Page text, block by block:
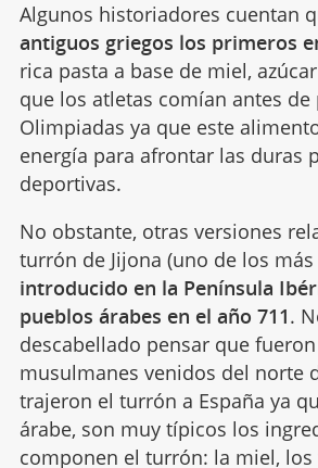
Algunos historiadores cuentan
antiguos griegos los primeros
rica pasta a base de miel,
que los atletas comían antes
Olimpiadas ya que este
energía para afrontar las duras
deportivas.
No obstante, otras versiones
turrón de Jijona (uno de los
introducido en la Península
pueblos árabes en el año 711.
descabellado pensar que
musulmanes venidos del norte
trajeron el turrón a España ya
árabe, son muy típicos los
componen el turrón: la miel,